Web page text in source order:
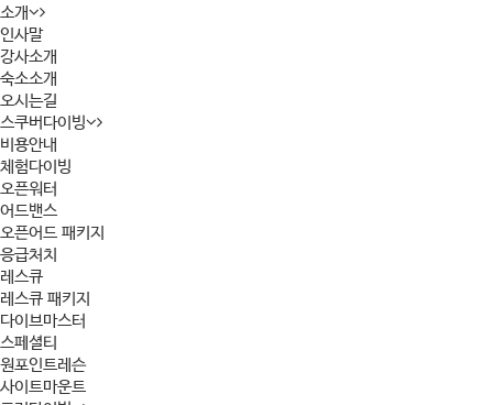
소개
인사말
강사소개
숙소소개
오시는길
스쿠버다이빙
비용안내
체험다이빙
오픈워터
어드밴스
오픈어드 패키지
응급처치
레스큐
레스큐 패키지
다이브마스터
스페셜티
원포인트레슨
사이트마운트